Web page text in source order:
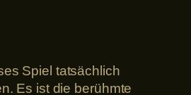
Spiel tatsächlich
Es ist die berühmte